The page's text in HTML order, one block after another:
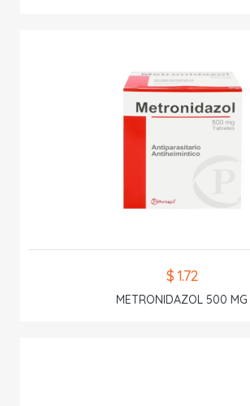
$ 1.72
METRONIDAZOL 500 MG